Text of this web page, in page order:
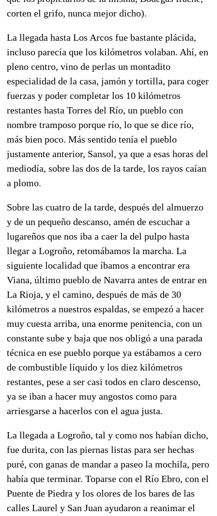
corten el grifo, nunca mejor dicho).
La llegada hasta Los Arcos fue bastante plácida,
incluso parecía que los kilómetros volaban. Ahí, en
pleno centro, vino de perlas un montadito
especialidad de la casa, jamón y tortilla, para coger
fuerzas y poder completar los 10 kilómetros
restantes hasta Torres del Río, un pueblo con
nombre tramposo porque río, lo que se dice río,
más bien poco. Más sentido tenía el pueblo
justamente anterior, Sansol, ya que a esas horas del
mediodía, sobre las dos de la tarde, los rayos caían
a plomo.
Sobre las cuatro de la tarde, después del almuerzo
y de un pequeño descanso, amén de escuchar a
lugareños que nos iba a caer la del pulpo hasta
llegar a Logroño, retomábamos la marcha. La
siguiente localidad que íbamos a encontrar era
Viana, último pueblo de Navarra antes de entrar en
La Rioja, y el camino, después de más de 30
kilómetros a nuestros espaldas, se empezó a hacer
muy cuesta arriba, una enorme penitencia, con un
constante sube y baja que nos obligó a una parada
técnica en ese pueblo porque ya estábamos a cero
de combustible líquido y los diez kilómetros
restantes, pese a ser casi todos en claro descenso,
ya se iban a hacer muy angostos como para
arriesgarse a hacerlos con el agua justa.
La llegada a Logroño, tal y como nos habían dicho,
fue durita, con las piernas listas para ser hechas
puré, con ganas de mandar a paseo la mochila, pero
había que terminar. Toparse con el Río Ebro, con el
Puente de Piedra y los olores de los bares de las
calles Laurel y San Juan ayudaron a reanimar el